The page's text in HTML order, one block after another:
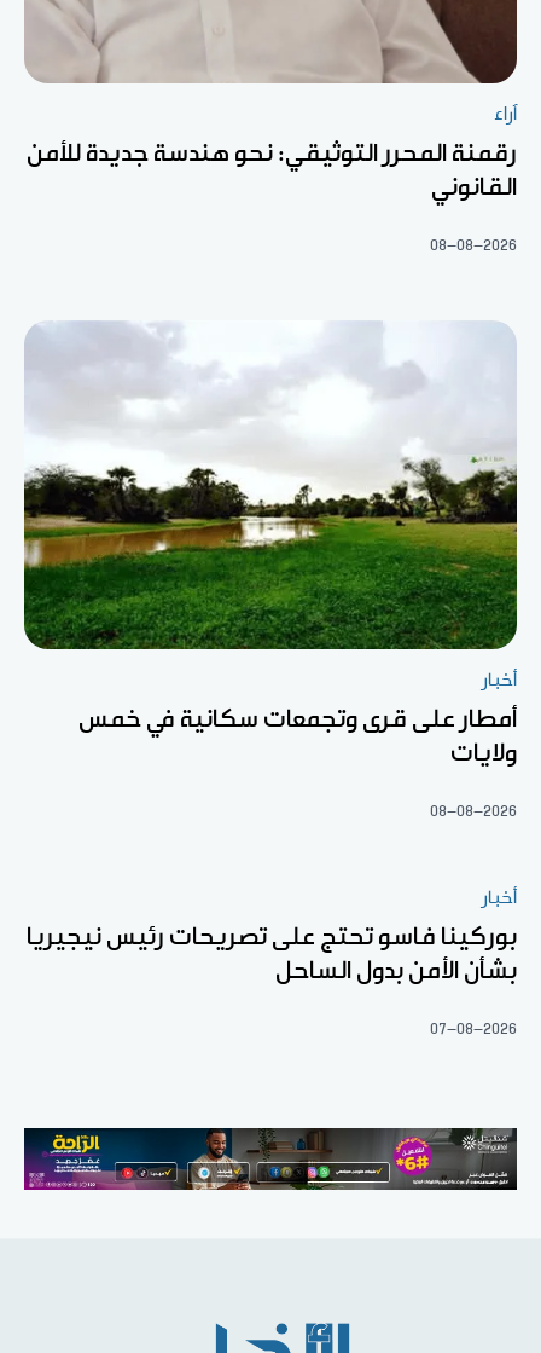
آراء
رقمنة المحرر التوثيقي: نحو هندسة جديدة للأمن
القانوني
08-08-2026
أخبار
أمطار على قرى وتجمعات سكانية في خمس
ولايات
08-08-2026
أخبار
بوركينا فاسو تحتج على تصريحات رئيس نيجيريا
بشأن الأمن بدول الساحل
07-08-2026